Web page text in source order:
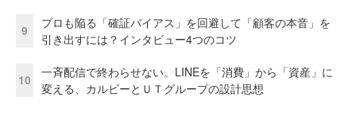
9
プロも陥る「確証バイアス」を回避して「顧客の本音」を
引き出すには？インタビュー4つのコツ
10
一斉配信で終わらせない。LINEを「消費」から「資産」に
変える、カルビーとＵＴグループの設計思想